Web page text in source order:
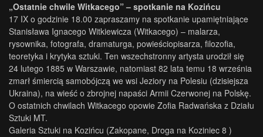
„Ostatnie chwile Witkacego” – spotkanie na Kozińcu
17 IX o godzinie 18.00 zapraszamy na spotkanie upamiętniające
Stanisława Ignacego Witkiewicza (Witkacego) – malarza,
rysownika, fotografa, dramaturga, powieściopisarza, filozofia,
teoretyka i krytyka sztuki. Ten wszechstronny artysta urodził się
24 lutego 1885 w Warszawie, natomiast 82 lata temu 18 września
zmarł śmiercią samobójczą we wsi Jeziory na Polesiu (dzisiejsza
Ukraina), na wieść o zbrojnej napaści Armii Czerwonej na Polskę.
O ostatnich chwilach Witkacego opowie Zofia Radwańska z Działu
Sztuki MT.
Galeria Sztuki na Kozińcu (Zakopane, Droga na Koziniec 8 )